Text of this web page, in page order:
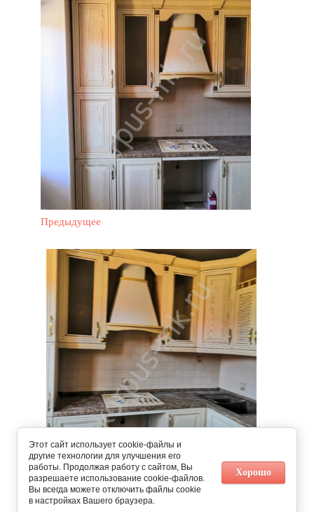
Предыдущее
Следующее
Этот сайт использует cookie-файлы и
другие технологии для улучшения его
работы. Продолжая работу с сайтом, Вы
разрешаете использование cookie-файлов.
Вы всегда можете отключить файлы cookie
в настройках Вашего браузера.
Хорошо